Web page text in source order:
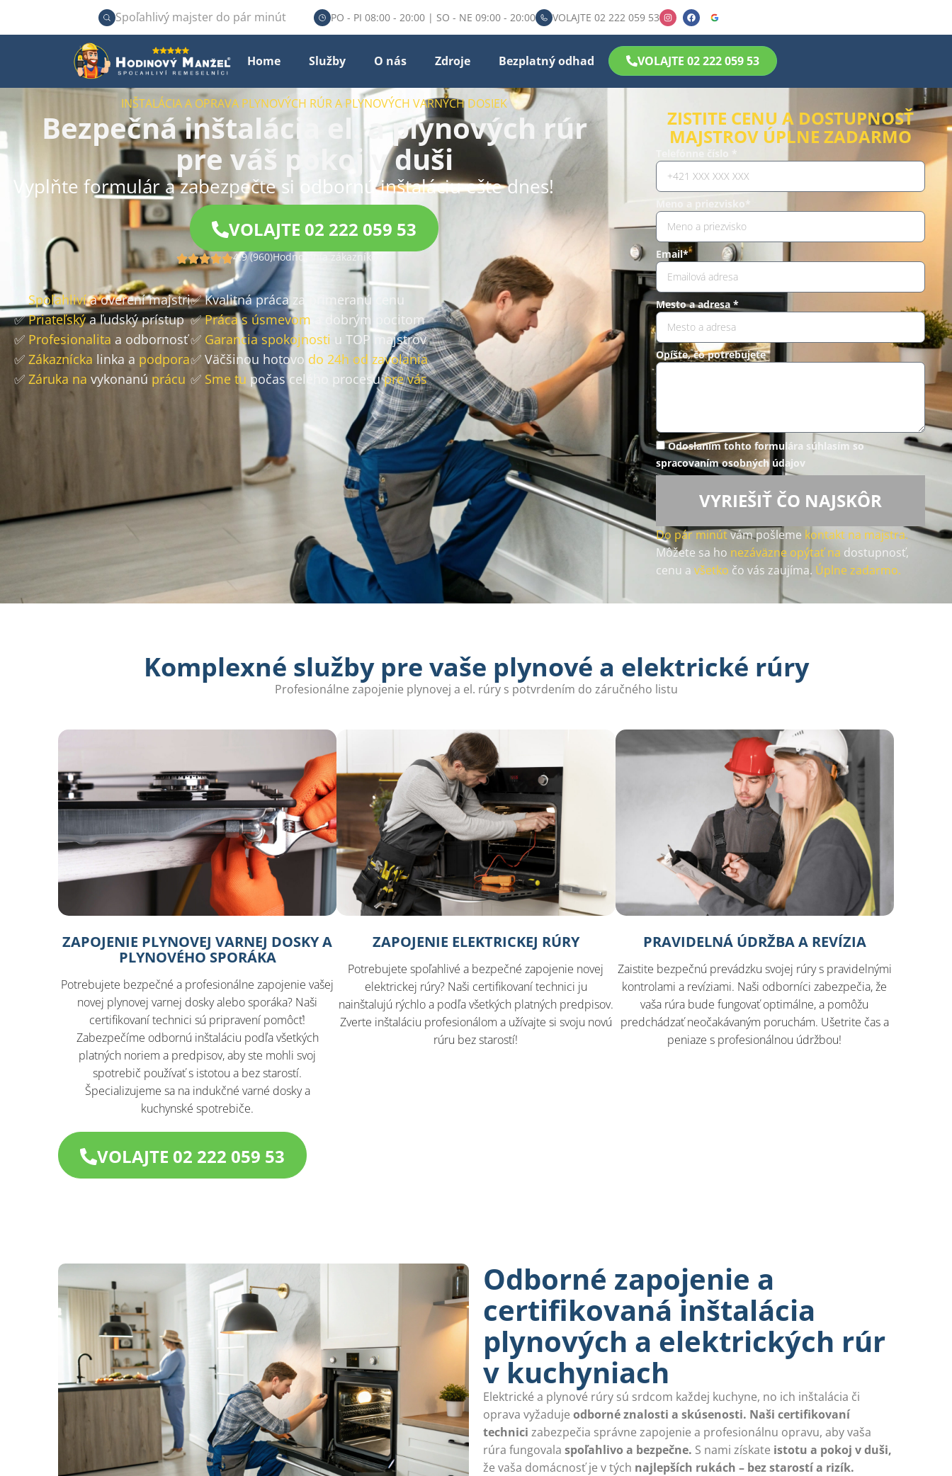
Spoľahlivý majster do pár minút PO - PI 08:00 - 20:00 | SO - NE 09:00 - 20:00 VOLAJTE 02 222 059 53
Home Služby O nás Zdroje Bezplatný odhad VOLAJTE 02 222 059 53
INŠTALÁCIA A OPRAVA PLYNOVÝCH RÚR A PLYNOVÝCH VARNÝCH DOSIEK
Bezpečná inštalácia el. a plynových rúr
pre váš pokoj v duši
Vyplňte formulár a zabezpečte si odbornú inštaláciu ešte dnes!
VOLAJTE 02 222 059 53
4.9 (960)Hodnotenia zákazníkov
✅Spoľahlivía overení majstri
✅Priateľskýa ľudský prístup
✅ Profesionalita a odbornosť
✅ Zákaznícka linka a podpora
✅ Záruka na vykonanú prácu
✅ Kvalitná práca za primeranú cenu
✅Práca s úsmevom a dobrým pocitom
✅ Garancia spokojnosti u TOP majstrov
✅ Väčšinou hotovo do 24h od zavolania
✅ Sme tu počas celého procesupre vás
ZISTITE CENU A DOSTUPNOSŤ
MAJSTROV ÚPLNE ZADARMO
Telefónne číslo *
Meno a priezvisko*
Email*
Mesto a adresa *
Opíšte, čo potrebujete
Odoslaním tohto formulára súhlasím so
spracovaním osobných údajov
VYRIEŠIŤ ČO NAJSKÔR
Do pár minútvám pošleme kontakt na majstra.
Môžete sa ho nezáväzne opýtať na dostupnosť,
cenu a všetko čo vás zaujíma. Úplne zadarmo.
Komplexné služby pre vaše plynové a elektrické rúry
Profesionálne zapojenie plynovej a el. rúry s potvrdením do záručného listu
ZAPOJENIE PLYNOVEJ VARNEJ DOSKY A
PLYNOVÉHO SPORÁKA
Potrebujete bezpečné a profesionálne zapojenie vašej
novej plynovej varnej dosky alebo sporáka? Naši
certifikovaní technici sú pripravení pomôcť!
Zabezpečíme odbornú inštaláciu podľa všetkých
platných noriem a predpisov, aby ste mohli svoj
spotrebič používať s istotou a bez starostí.
Špecializujeme sa na indukčné varné dosky a
kuchynské spotrebiče.
ZAPOJENIE ELEKTRICKEJ RÚRY
Potrebujete spoľahlivé a bezpečné zapojenie novej
elektrickej rúry? Naši certifikovaní technici ju
nainštalujú rýchlo a podľa všetkých platných predpisov.
Zverte inštaláciu profesionálom a užívajte si svoju novú
rúru bez starostí!
PRAVIDELNÁ ÚDRŽBA A REVÍZIA
Zaistite bezpečnú prevádzku svojej rúry s pravidelnými
kontrolami a revíziami. Naši odborníci zabezpečia, že
vaša rúra bude fungovať optimálne, a pomôžu
predchádzať neočakávaným poruchám. Ušetrite čas a
peniaze s profesionálnou údržbou!
VOLAJTE 02 222 059 53
Odborné zapojenie a
certifikovaná inštalácia
plynových a elektrických rúr
v kuchyniach
Elektrické a plynové rúry sú srdcom každej kuchyne, no ich inštalácia či
oprava vyžaduje odborné znalosti a skúsenosti. Naši certifikovaní
technici zabezpečia správne zapojenie a profesionálnu opravu, aby vaša
rúra fungovala spoľahlivo a bezpečne. S nami získate istotu a pokoj v duši,
že vaša domácnosť je v tých najlepších rukách – bez starostí a rizík.